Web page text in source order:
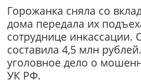
Горожанка сняла со
дома передала их
сотруднице
составила 4,5 млн
уголовное дело о
УК РФ.